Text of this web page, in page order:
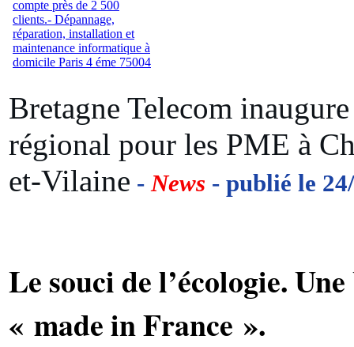
Bretagne Telecom
régional pour les PME à
et-Vilaine - News - publié le
Le souci de l’écologie.
« made in France ».